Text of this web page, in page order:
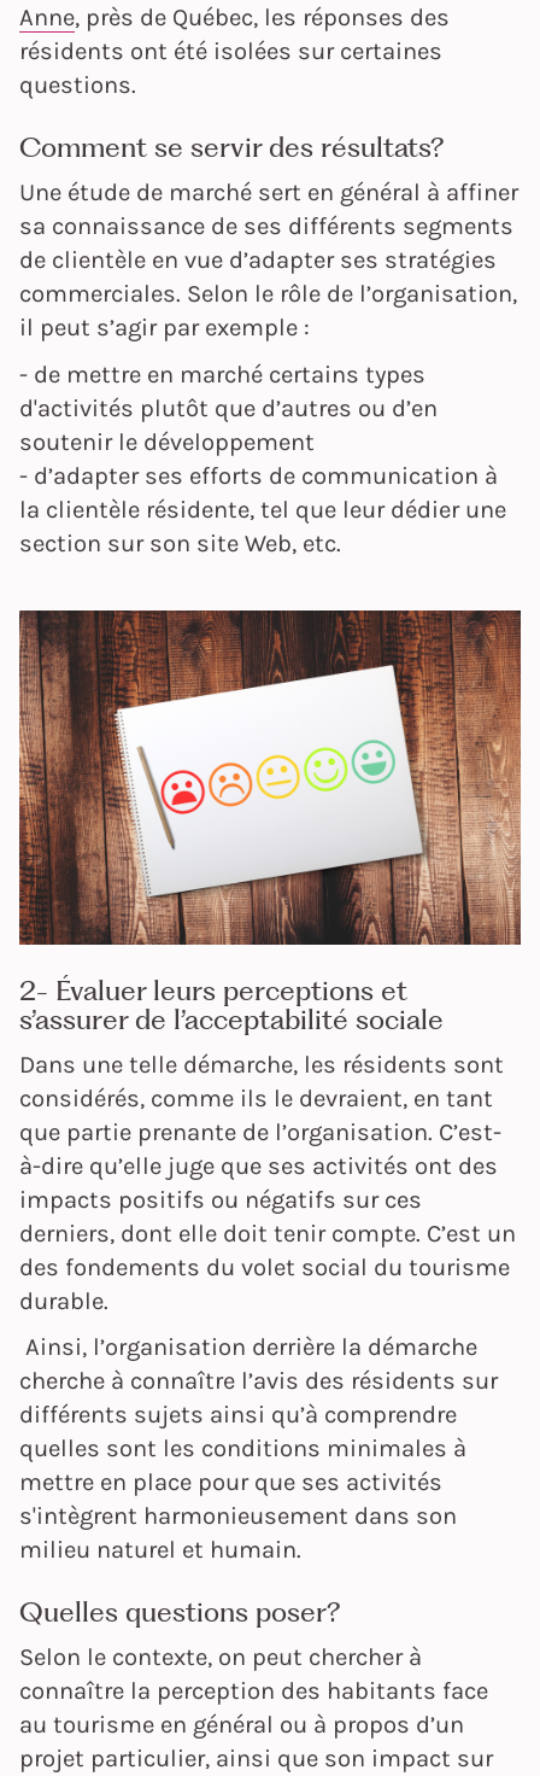
Anne, près de Québec, les réponses des
résidents ont été isolées sur certaines
questions.
Comment se servir des résultats?
Une étude de marché sert en général à affiner
sa connaissance de ses différents segments
de clientèle en vue d’adapter ses stratégies
commerciales. Selon le rôle de l’organisation,
il peut s’agir par exemple :
- de mettre en marché certains types
d'activités plutôt que d’autres ou d’en
soutenir le développement
- d’adapter ses efforts de communication à
la clientèle résidente, tel que leur dédier une
section sur son site Web, etc.
2- Évaluer leurs perceptions et
s’assurer de l’acceptabilité sociale
Dans une telle démarche, les résidents sont
considérés, comme ils le devraient, en tant
que partie prenante de l’organisation. C’est-
à-dire qu’elle juge que ses activités ont des
impacts positifs ou négatifs sur ces
derniers, dont elle doit tenir compte. C’est un
des fondements du volet social du tourisme
durable.
Ainsi, l’organisation derrière la démarche
cherche à connaître l’avis des résidents sur
différents sujets ainsi qu’à comprendre
quelles sont les conditions minimales à
mettre en place pour que ses activités
s'intègrent harmonieusement dans son
milieu naturel et humain.
Quelles questions poser?
Selon le contexte, on peut chercher à
connaître la perception des habitants face
au tourisme en général ou à propos d’un
projet particulier, ainsi que son impact sur